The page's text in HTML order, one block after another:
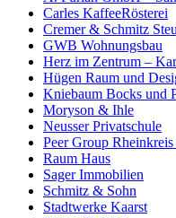
Carles KaffeeRösterei
Cremer & Schmitz
GWB Wohnungsbau
Herz im Zentrum –
Hügen Raum und
Kniebaum Bocks und
Moryson & Ihle
Neusser Privatschule
Peer Group Rheinkreis
Raum Haus
Sager Immobilien
Schmitz & Sohn
Stadtwerke Kaarst